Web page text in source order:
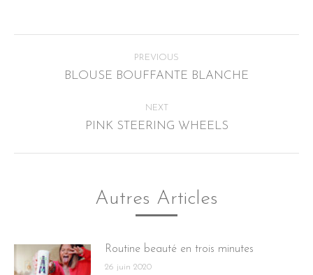
navigation
PREVIOUS
Previous
BLOUSE BOUFFANTE BLANCHE
NEXT
Next
PINK STEERING WHEELS
Autres Articles
Routine beauté en trois minutes
26 juin 2020